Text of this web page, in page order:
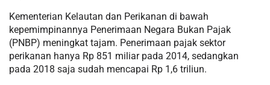
Kementerian Kelautan dan Perikanan di bawah
kepemimpinannya Penerimaan Negara Bukan Pajak
(PNBP) meningkat tajam. Penerimaan pajak sektor
perikanan hanya Rp 851 miliar pada 2014, sedangkan
pada 2018 saja sudah mencapai Rp 1,6 triliun.